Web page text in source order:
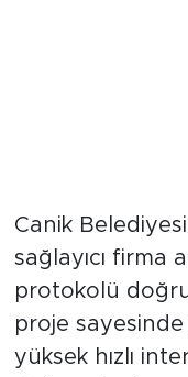
Canik
sağlayıcı firma
protokolü
proje
yüksek hızlı